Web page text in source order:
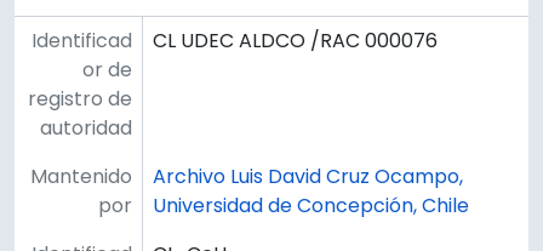
Identificad
or de
registro de
autoridad
CL UDEC ALDCO /RAC 000076
Mantenido
por
Archivo Luis David Cruz Ocampo,
Universidad de Concepción, Chile